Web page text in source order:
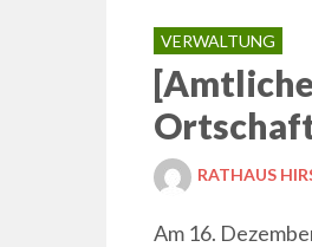
VERWALTUNG
RATHAUS
Am 16.